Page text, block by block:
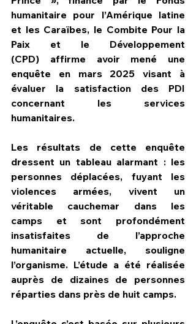
humanitaire pour l’Amérique latine
et les Caraïbes, le Combite Pour la
Paix et le Développement
(CPD) affirme avoir mené une
enquête en mars 2025 visant à
évaluer la satisfaction des PDI
concernant les services
humanitaires.
Les résultats de cette enquête
dressent un tableau alarmant : les
personnes déplacées, fuyant les
violences armées, vivent un
véritable cauchemar dans les
camps et sont profondément
insatisfaites de l’approche
humanitaire actuelle, souligne
l’organisme. L’étude a été réalisée
auprès de dizaines de personnes
réparties dans près de huit camps.